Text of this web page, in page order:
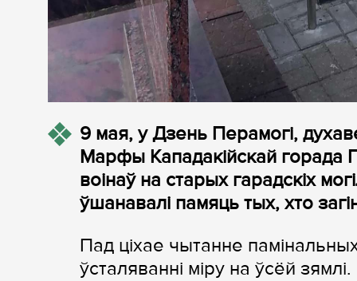
9 мая, у Дзень Перамогі,
Марфы Кападакійскай горада
воінаў на старых гарадскіх
ўшанавалі памяць тых, хто
Пад ціхае чытанне памінальных
ўсталяванні міру на ўсёй зямлі.